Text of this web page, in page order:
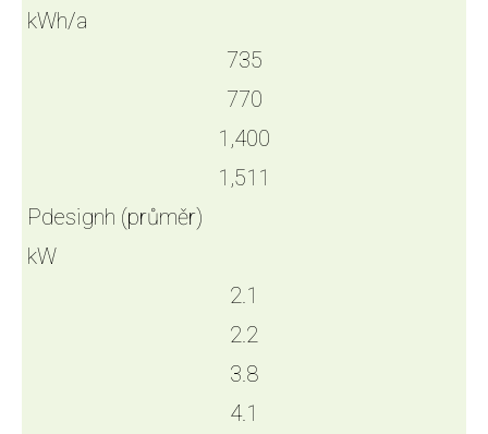
kWh/a
735
770
1,400
1,511
Pdesignh (průměr)
kW
2.1
2.2
3.8
4.1